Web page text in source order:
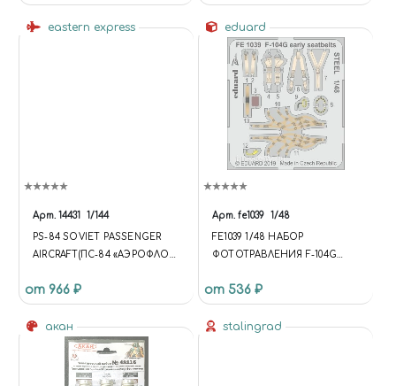
eastern express
Арт. 14431 1/144
PS-84 SOVIET PASSENGER
AIRCRAFT(ПС-84 «АЭРОФЛОТ»
от 966 ₽
eduard
Арт. fe1039 1/48
FE1039 1/48 НАБОР
ФОТОТРАВЛЕНИЯ F-104G
РЕМНИ
от 536 ₽
акан stalingrad